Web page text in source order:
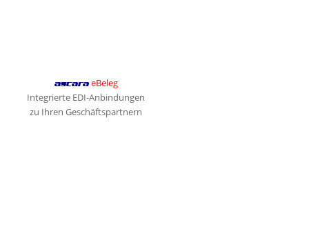
ascara eBeleg
Integrierte EDI-Anbindungen
zu Ihren Geschäftspartnern